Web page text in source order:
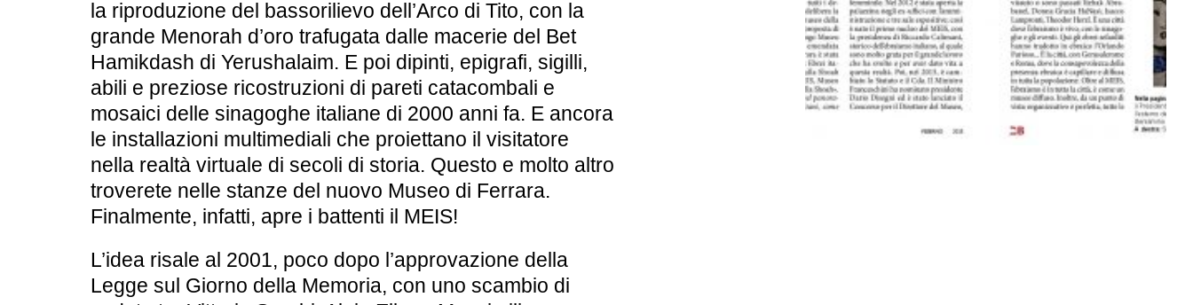
la riproduzione del bassorilievo dell’Arco di Tito, con la
grande Menorah d’oro trafugata dalle macerie del Bet
Hamikdash di Yerushalaim. E poi dipinti, epigrafi, sigilli,
abili e preziose ricostruzioni di pareti catacombali e
mosaici delle sinagoghe italiane di 2000 anni fa. E ancora
le installazioni multimediali che proiettano il visitatore
nella realtà virtuale di secoli di storia. Questo e molto altro
troverete nelle stanze del nuovo Museo di Ferrara.
Finalmente, infatti, apre i battenti il MEIS!
L’idea risale al 2001, poco dopo l’approvazione della
Legge sul Giorno della Memoria, con uno scambio di